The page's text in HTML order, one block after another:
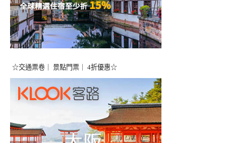
☆交通票卷｜ 景點門票｜ 4折優惠☆